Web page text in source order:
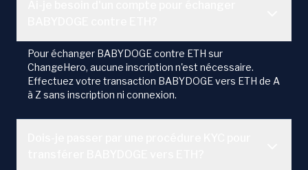
Pour échanger BABYDOGE contre ETH sur
ChangeHero, aucune inscription n'est nécessaire.
Effectuez votre transaction BABYDOGE vers ETH de A
à Z sans inscription ni connexion.